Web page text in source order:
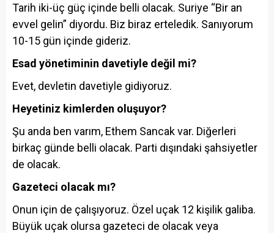
Tarih iki-üç güç içinde belli olacak. Suriye “Bir an
evvel gelin” diyordu. Biz biraz erteledik. Sanıyorum
10-15 gün içinde gideriz.
Esad yönetiminin davetiyle değil mi?
Evet, devletin davetiyle gidiyoruz.
Heyetiniz kimlerden oluşuyor?
Şu anda ben varım, Ethem Sancak var. Diğerleri
birkaç günde belli olacak. Parti dışındaki şahsiyetler
de olacak.
Gazeteci olacak mı?
Onun için de çalışıyoruz. Özel uçak 12 kişilik galiba.
Büyük uçak olursa gazeteci de olacak veya